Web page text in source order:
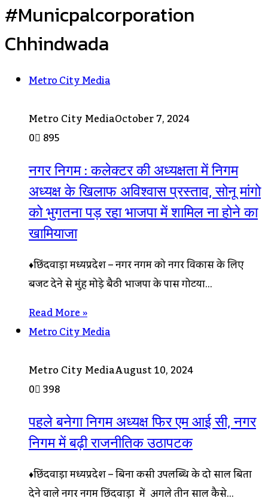
#municpalcorporation
Chhindwada
Metro City Media
Metro City MediaOctober 7, 2024
0 895
नगर निगम : कलेक्टर की अध्यक्षता में निगम
अध्यक्ष के खिलाफ अविश्वास प्रस्ताव, सोनू मांगो
को भुगतना पड़ रहा भाजपा में शामिल ना होने का
खामियाजा
♦छिंदवाड़ा मध्यप्रदेश – नगर निगम को नगर विकास के लिए
बजट देने से मुंह मोड़े बैठी भाजपा के पास गोटिया…
Read More »
Metro City Media
Metro City MediaAugust 10, 2024
0 398
पहले बनेगा निगम अध्यक्ष फिर एम आई सी, नगर
निगम में बढ़ी राजनीतिक उठापटक
♦छिंदवाड़ा मध्यप्रदेश – बिना किसी उपलब्धि के दो साल बिता
देने वाले नगर निगम छिंदवाड़ा में अगले तीन साल कैसे…